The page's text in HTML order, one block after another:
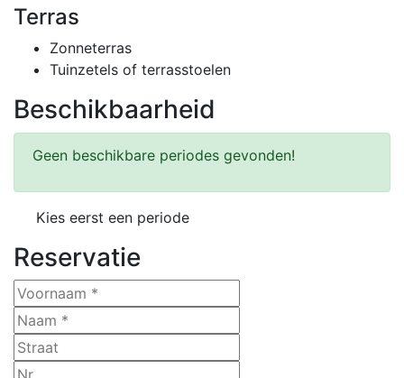
Terras
Zonneterras
Tuinzetels of terrasstoelen
Beschikbaarheid
Geen beschikbare periodes gevonden!
Kies eerst een periode
Reservatie